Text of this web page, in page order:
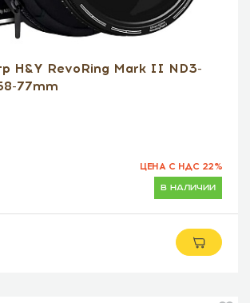
H&Y RevoRing Mark II ND3-
77mm
в наличии
ЦЕНА С НДС 22%